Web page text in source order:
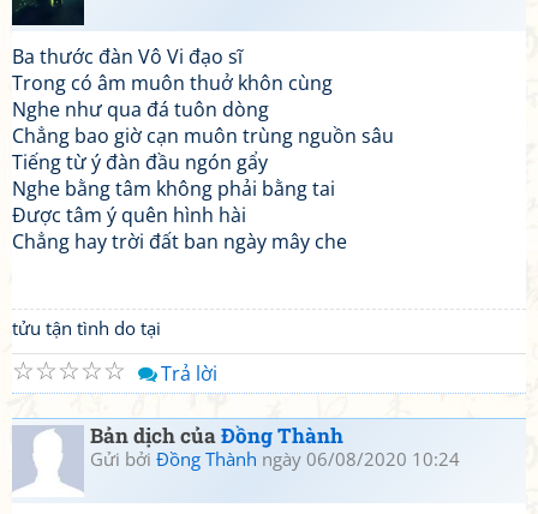
Ba thước đàn Vô Vi đạo sĩ
Trong có âm muôn thuở khôn cùng
Nghe như qua đá tuôn dòng
Chẳng bao giờ cạn muôn trùng nguồn sâu
Tiếng từ ý đàn đầu ngón gẩy
Nghe bằng tâm không phải bằng tai
Được tâm ý quên hình hài
Chẳng hay trời đất ban ngày mây che
tửu tận tình do tại
☆
☆
☆
☆
☆ Trả lời
Bản dịch củaĐồng Thành
Gửi bởi Đồng Thành ngày 06/08/2020 10:24